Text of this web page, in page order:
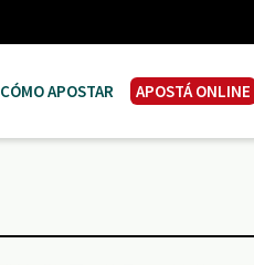
CÓMO APOSTAR APOSTÁ ONLINE